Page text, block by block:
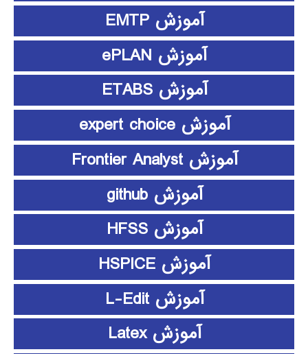
آموزش EMTP
آموزش ePLAN
آموزش ETABS
آموزش expert choice
آموزش Frontier Analyst
آموزش github
آموزش HFSS
آموزش HSPICE
آموزش L-Edit
آموزش Latex